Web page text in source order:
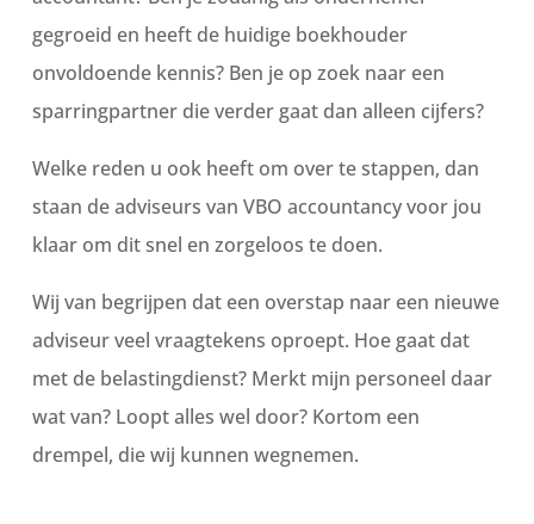
gegroeid en heeft de huidige boekhouder
onvoldoende kennis? Ben je op zoek naar een
sparringpartner die verder gaat dan alleen cijfers?
Welke reden u ook heeft om over te stappen, dan
staan de adviseurs van VBO accountancy voor jou
klaar om dit snel en zorgeloos te doen.
Wij van begrijpen dat een overstap naar een nieuwe
adviseur veel vraagtekens oproept. Hoe gaat dat
met de belastingdienst? Merkt mijn personeel daar
wat van? Loopt alles wel door? Kortom een
drempel, die wij kunnen wegnemen.